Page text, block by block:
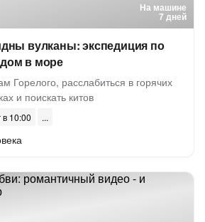
На машине
7 дней
вулканы: экспедиция по
в море
Горелого, расслабиться в горячих
и поискать китов
в 10:00